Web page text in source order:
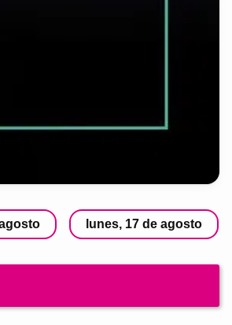
lunes, 17 de agosto